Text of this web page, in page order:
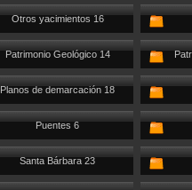
Otros yacimientos 16
Patrimonio Geológico 14
Planos de demarcación 18
Puentes 6
Santa Bárbara 23